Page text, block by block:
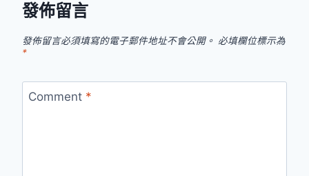
發佈留言
發佈留言必須填寫的電子郵件地址不會公開。 必填欄位標示為
*
Comment *